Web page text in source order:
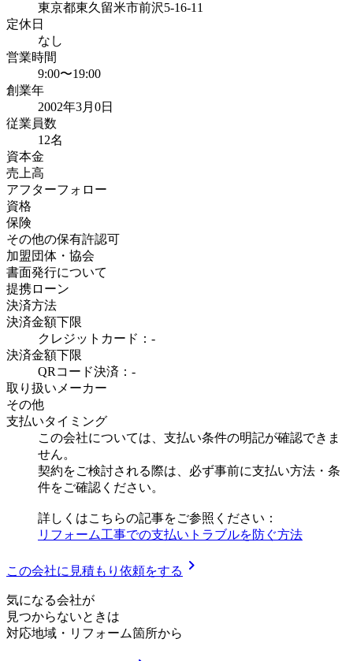
東京都東久留米市前沢5-16-11
定休日
なし
営業時間
9:00〜19:00
創業年
2002年3月0日
従業員数
12名
資本金
売上高
アフターフォロー
資格
保険
その他の保有許認可
加盟団体・協会
書面発行について
提携ローン
決済方法
決済金額下限
クレジットカード：-
決済金額下限
QRコード決済：-
取り扱いメーカー
その他
支払いタイミング
この会社については、支払い条件の明記が確認できま
せん。
契約をご検討される際は、必ず事前に支払い方法・条
件をご確認ください。
詳しくはこちらの記事をご参照ください：
リフォーム工事での支払いトラブルを防ぐ方法
この会社に見積もり依頼をする chevron_right
気になる会社が
見つからないときは
対応地域 ・ リフォーム箇所から